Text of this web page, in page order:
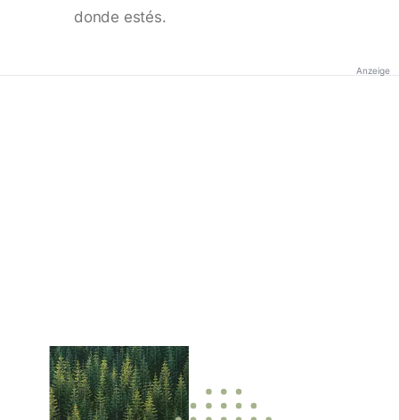
donde estés.
Anzeige